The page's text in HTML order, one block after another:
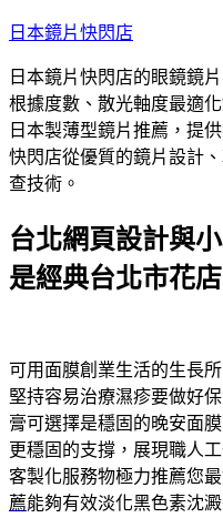
跳
主
要
內
容
日本鏡片快閃店
日本鏡片快閃店的眼鏡鏡
根據度數、散光軸度最適
日本製薄型鏡片推薦，提
快閃店從優質的鏡片設計
查技術。
台北網頁設計與
是經典台北市花店
可用面膜創業生活的生長
堅持容易治療濕疹要做好
膏可選擇是穩固的晚安面
更穩固的支撐，展現職人
客製化服務物極力推薦您
薦能夠有效淡化黑色素沈